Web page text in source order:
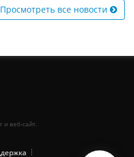
Просмотреть все новости
и веб-сайт.